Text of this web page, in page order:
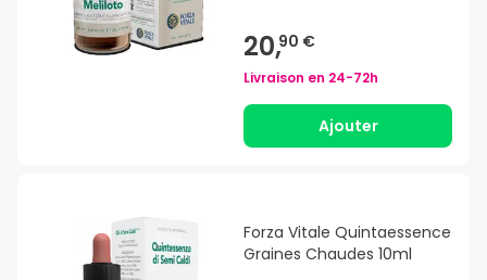
20,90 €
Livraison en 24-72h
Ajouter
Forza Vitale Quintaessence
Graines Chaudes 10ml